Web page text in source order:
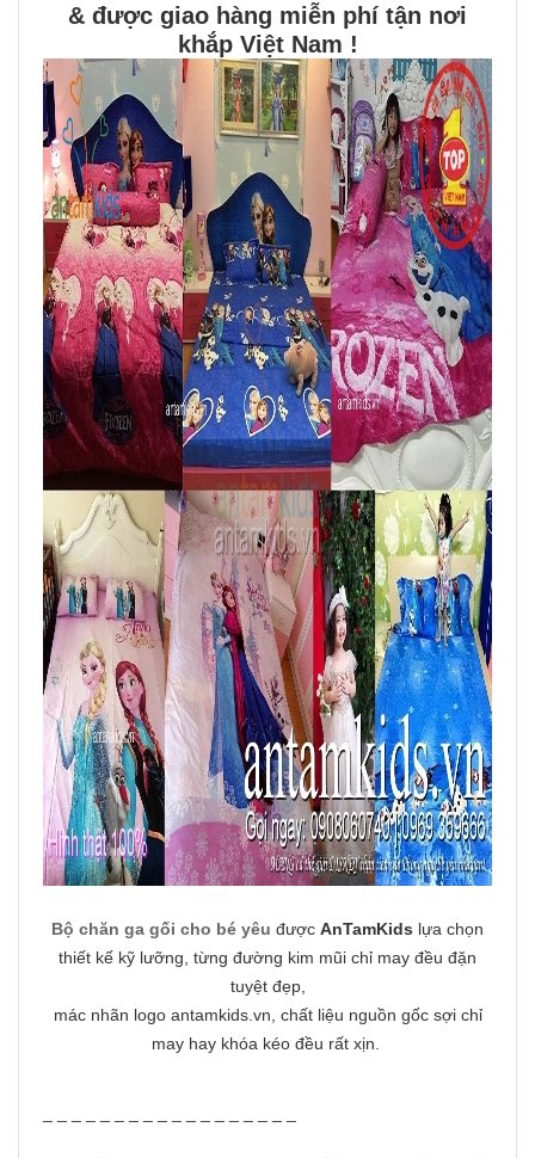
& được giao hàng miễn phí tận nơi
khắp Việt Nam !
Bộ chăn ga gối cho bé yêu được AnTamKids lựa chọn
thiết kế kỹ lưỡng, từng đường kim mũi chỉ may đều đặn
tuyệt đẹp,
mác nhãn logo antamkids.vn, chất liệu nguồn gốc sợi chỉ
may hay khóa kéo đều rất xịn.